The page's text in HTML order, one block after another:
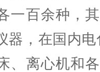
一百余种，
器，在国内
、离心机和